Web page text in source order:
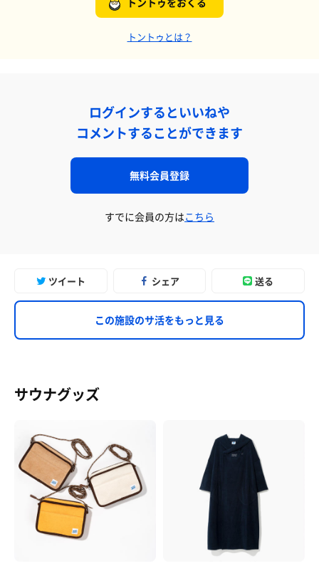
トントゥとは？
ログインするといいねや
コメントすることができます
無料会員登録
すでに会員の方はこちら
ツイート シェア 送る
この施設のサ活をもっと見る
サウナグッズ